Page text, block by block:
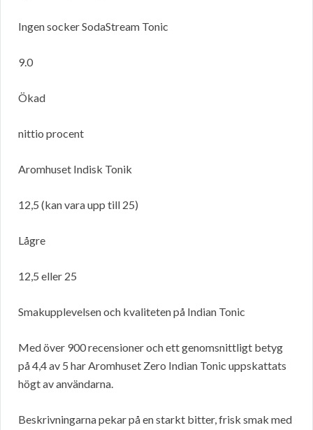
Ingen socker SodaStream Tonic
9.0
Ökad
nittio procent
Aromhuset Indisk Tonik
12,5 (kan vara upp till 25)
Lågre
12,5 eller 25
Smakupplevelsen och kvaliteten på Indian Tonic
Med över 900 recensioner och ett genomsnittligt betyg
på 4,4 av 5 har Aromhuset Zero Indian Tonic uppskattats
högt av användarna.
Beskrivningarna pekar på en starkt bitter, frisk smak med